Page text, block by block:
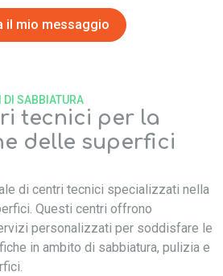
tecnici per la
delle superfici
DI SABBIATURA
di centri tecnici specializzati nella
Questi centri offrono
personalizzati per soddisfare le
in ambito di sabbiatura, pulizia e